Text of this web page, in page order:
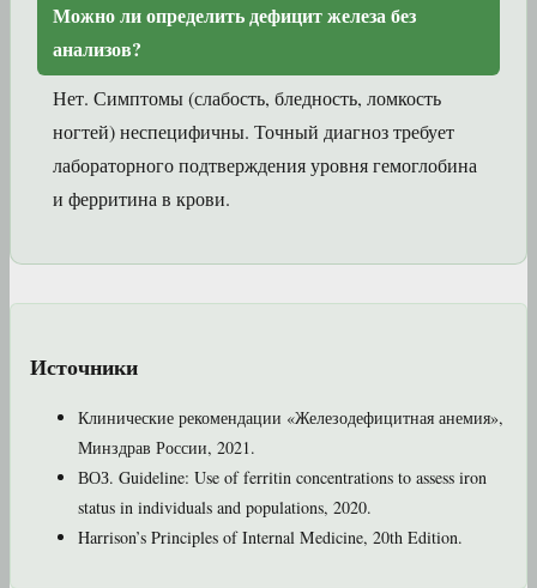
Можно ли определить дефицит железа без
анализов?
Нет. Симптомы (слабость, бледность, ломкость
ногтей) неспецифичны. Точный диагноз требует
лабораторного подтверждения уровня гемоглобина
и ферритина в крови.
Источники
Клинические рекомендации «Железодефицитная анемия»,
Минздрав России, 2021.
ВОЗ. Guideline: Use of ferritin concentrations to assess iron
status in individuals and populations, 2020.
Harrison’s Principles of Internal Medicine, 20th Edition.